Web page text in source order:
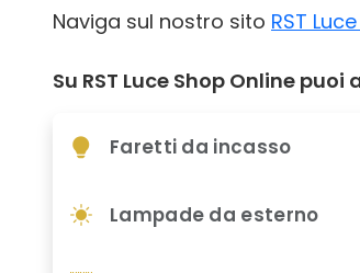
Naviga sul nostro sito RST
Su RST Luce Shop Online
Faretti da incasso
Lampade da esterno